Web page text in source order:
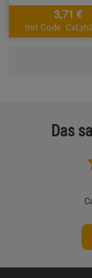
3,71 €
mit Code:
Das